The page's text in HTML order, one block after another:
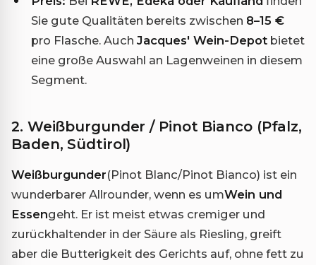
Sie gute Qualitäten bereits zwischen 8–15 €
pro Flasche. Auch Jacques' Wein-Depot bietet
eine große Auswahl an Lagenweinen in diesem
Segment.
2. Weißburgunder / Pinot Bianco (Pfalz,
Baden, Südtirol)
Weißburgunder(Pinot Blanc/Pinot Bianco) ist ein
wunderbarer Allrounder, wenn es umWein und
Essengeht. Er ist meist etwas cremiger und
zurückhaltender in der Säure als Riesling, greift
aber die Butterigkeit des Gerichts auf, ohne fett zu